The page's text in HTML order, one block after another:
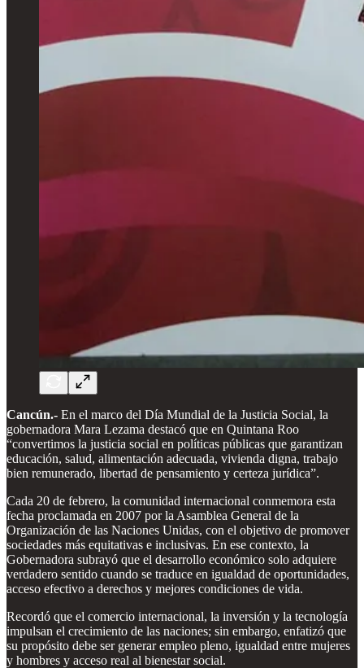
Cancún.- En el marco del Día Mundial de la Justicia Social, la
gobernadora Mara Lezama destacó que en Quintana Roo
“convertimos la justicia social en políticas públicas que garantizan
educación, salud, alimentación adecuada, vivienda digna, trabajo
bien remunerado, libertad de pensamiento y certeza jurídica”.
Cada 20 de febrero, la comunidad internacional conmemora esta
fecha proclamada en 2007 por la Asamblea General de la
Organización de las Naciones Unidas, con el objetivo de promover
sociedades más equitativas e inclusivas. En ese contexto, la
Gobernadora subrayó que el desarrollo económico solo adquiere
verdadero sentido cuando se traduce en igualdad de oportunidades,
acceso efectivo a derechos y mejores condiciones de vida.
Recordó que el comercio internacional, la inversión y la tecnología
impulsan el crecimiento de las naciones; sin embargo, enfatizó que
su propósito debe ser generar empleo pleno, igualdad entre mujeres
y hombres y acceso real al bienestar social.